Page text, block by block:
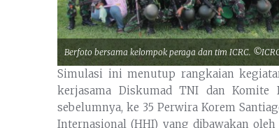
Berfoto bersama kelompok peraga dan tim ICRC.
Simulasi ini menutup rangkaian
kerjasama Diskumad TNI dan Komite
sebelumnya, ke 35 Perwira Korem
Internasional (HHI) yang dibawakan